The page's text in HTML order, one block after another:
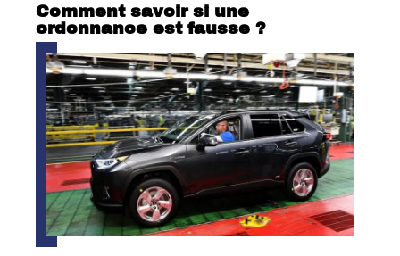
Comment savoir si une
ordonnance est fausse ?